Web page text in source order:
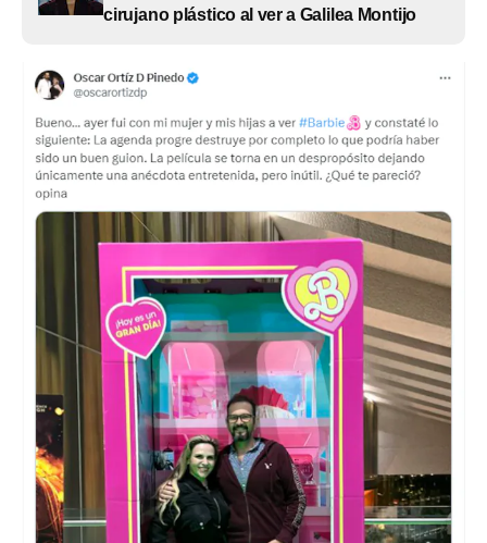
cirujano plástico al ver a Galilea Montijo